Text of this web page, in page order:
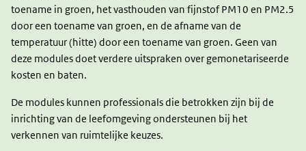
toename in groen, het vasthouden van fijnstof PM10 en PM2.5
door een toename van groen, en de afname van de
temperatuur (hitte) door een toename van groen. Geen van
deze modules doet verdere uitspraken over gemonetariseerde
kosten en baten.
De modules kunnen professionals die betrokken zijn bij de
inrichting van de leefomgeving ondersteunen bij het
verkennen van ruimtelijke keuzes.